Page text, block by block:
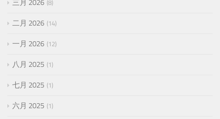
三月 2026 8
二月 2026 14
一月 2026 12
八月 2025 1
七月 2025 1
六月 2025 1